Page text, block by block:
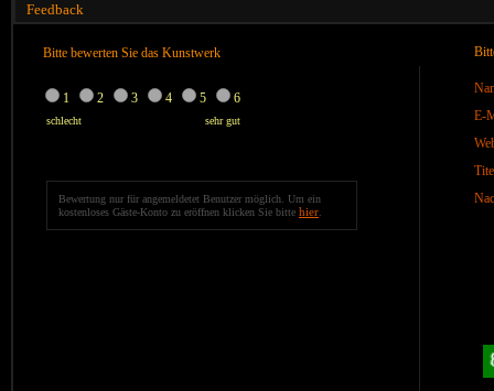
Feedback
Bitte bewerten Sie das Kunstwerk
1 2 3 4 5 6
schlecht sehr gut
Bewertung nur für angemeldetet Benutzer möglich. Um ein
kostenloses Gäste-Konto zu eröffnen klicken Sie bitte hier
E-